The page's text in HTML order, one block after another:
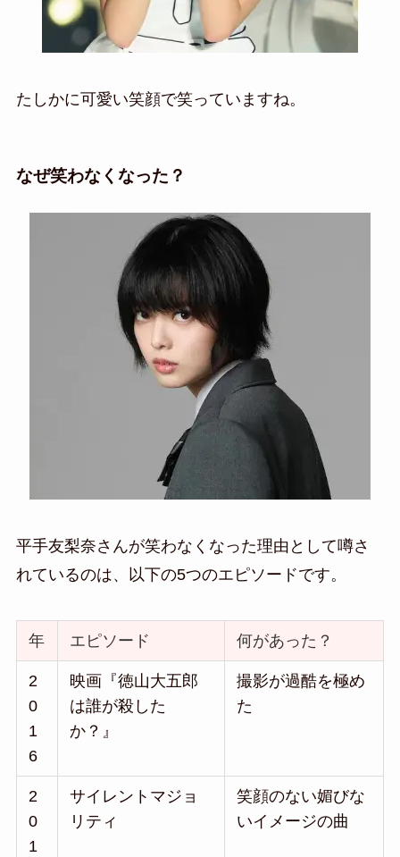
たしかに可愛い笑顔で笑っていますね。
なぜ笑わなくなった？
平手友梨奈さんが笑わなくなった理由として噂さ
れているのは、以下の5つのエピソードです。
年 エピソード 何があった？
2
0
1
6
映画『徳山大五郎
は誰が殺した
か？』
撮影が過酷を極め
た
2
0
1
サイレントマジョ
リティ
笑顔のない媚びな
いイメージの曲